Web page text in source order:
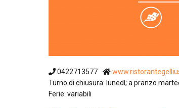
0422713577
Turno di chiusura: lunedì; a pranzo
Ferie: variabili